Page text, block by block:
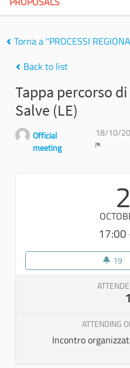
Torna a "PROCESSI
Back to list
Tappa percorso
Salve (LE)
Official
meeting
18/10/
19
ATTENDING
Incontro